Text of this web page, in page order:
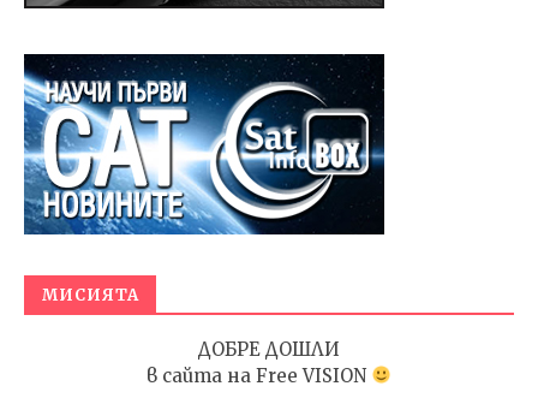
МИСИЯТА
ДОБРЕ ДОШЛИ
в сайта на Free VISION